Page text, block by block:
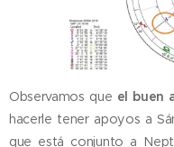
Observamos que el buen
hacerle tener apoyos a
que está conjunto a